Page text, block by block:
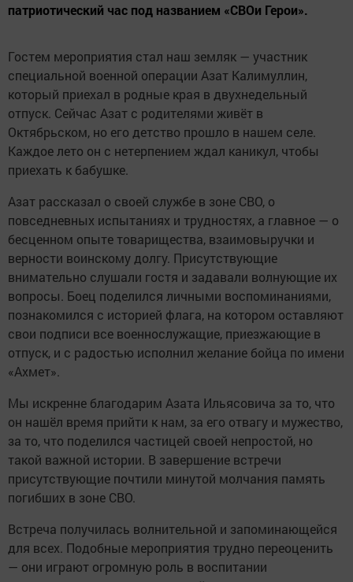
патриотический час под названием «СВОи Герои».
Гостем мероприятия стал наш земляк — участник
специальной военной операции Азат Калимуллин,
который приехал в родные края в двухнедельный
отпуск. Сейчас Азат с родителями живёт в
Октябрьском, но его детство прошло в нашем селе.
Каждое лето он с нетерпением ждал каникул, чтобы
приехать к бабушке.
Азат рассказал о своей службе в зоне СВО, о
повседневных испытаниях и трудностях, а главное — о
бесценном опыте товарищества, взаимовыручки и
верности воинскому долгу. Присутствующие
внимательно слушали гостя и задавали волнующие их
вопросы. Боец поделился личными воспоминаниями,
познакомился с историей флага, на котором оставляют
свои подписи все военнослужащие, приезжающие в
отпуск, и с радостью исполнил желание бойца по имени
«Ахмет».
Мы искренне благодарим Азата Ильясовича за то, что
он нашёл время прийти к нам, за его отвагу и мужество,
за то, что поделился частицей своей непростой, но
такой важной истории. В завершение встречи
присутствующие почтили минутой молчания память
погибших в зоне СВО.
Встреча получилась волнительной и запоминающейся
для всех. Подобные мероприятия трудно переоценить
— они играют огромную роль в воспитании